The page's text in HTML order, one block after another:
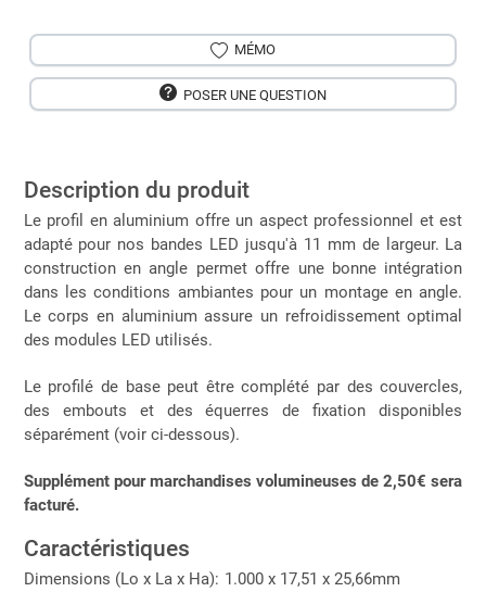
MÉMO
POSER UNE QUESTION
Description du produit
Le profil en aluminium offre un aspect professionnel et est
adapté pour nos bandes LED jusqu'à 11 mm de largeur. La
construction en angle permet offre une bonne intégration
dans les conditions ambiantes pour un montage en angle.
Le corps en aluminium assure un refroidissement optimal
des modules LED utilisés.
Le profilé de base peut être complété par des couvercles,
des embouts et des équerres de fixation disponibles
séparément (voir ci-dessous).
Supplément pour marchandises volumineuses de 2,50€ sera
facturé.
Caractéristiques
Dimensions (Lo x La x Ha): 1.000 x 17,51 x 25,66mm